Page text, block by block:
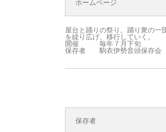
ホームページ
屋台と踊りの祭り。踊り衆の一
を繰り広げ、移行していく。
開催 毎年７月下旬
保存者 駒衣伊勢音頭保存会
保存者